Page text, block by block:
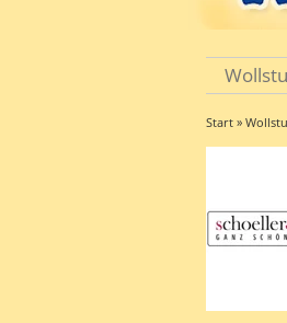
Start »